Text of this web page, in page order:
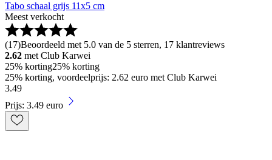
Tabo schaal grijs 11x5 cm
Meest verkocht
(17)Beoordeeld met 5.0 van de 5 sterren, 17 klantreviews
2.62 met Club Karwei
25% korting25% korting
25% korting, voordeelprijs: 2.62 euro met Club Karwei
3.49
Prijs: 3.49 euro